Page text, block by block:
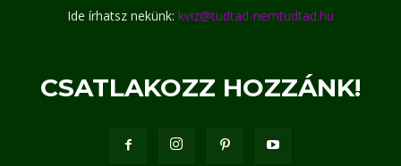
Ide írhatsz nekünk: kviz@tudtad-nemtudtad.hu
CSATLAKOZZ HOZZÁNK!